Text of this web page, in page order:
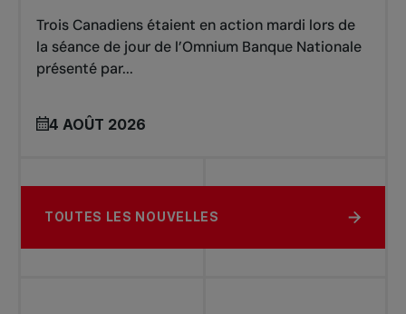
Trois Canadiens étaient en action mardi lors de
la séance de jour de l’Omnium Banque Nationale
présenté par...
4 AOÛT 2026
TOUTES LES NOUVELLES